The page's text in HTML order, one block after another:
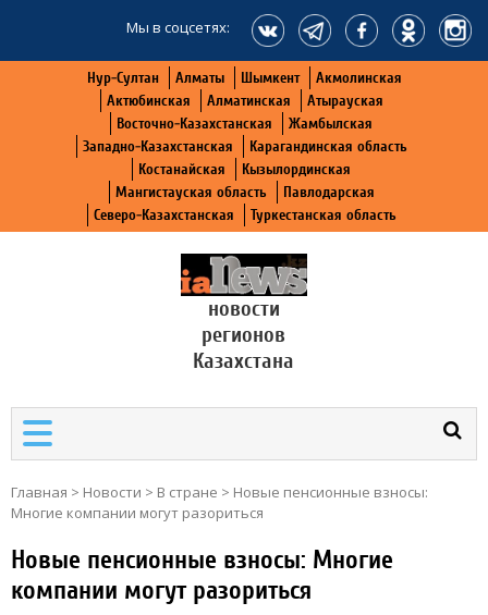
Мы в соцсетях:
Нур-Султан Алматы Шымкент
Акмолинская
Актюбинская
Алматинская
Атырауская
Восточно-Казахстанская
Жамбылская
Западно-Казахстанская
Карагандинская область
Костанайская
Кызылординская
Мангистауская область
Павлодарская
Северо-Казахстанская
Туркестанская область
новости
регионов
Казахстана
Главная > Новости > В стране > Новые пенсионные взносы:
Многие компании могут разориться
Новые пенсионные взносы: Многие
компании могут разориться